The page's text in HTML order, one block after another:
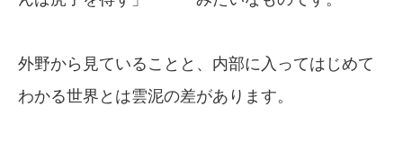
外野から見ていることと、内部に入ってはじめて
わかる世界とは雲泥の差があります。